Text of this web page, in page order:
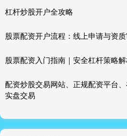
杠杆炒股开户全攻略
股票配资开户流程：线上申请与资
股票配资入门指南｜安全杠杆策略
配资炒股交易网站、正规配资平台、
实盘交易